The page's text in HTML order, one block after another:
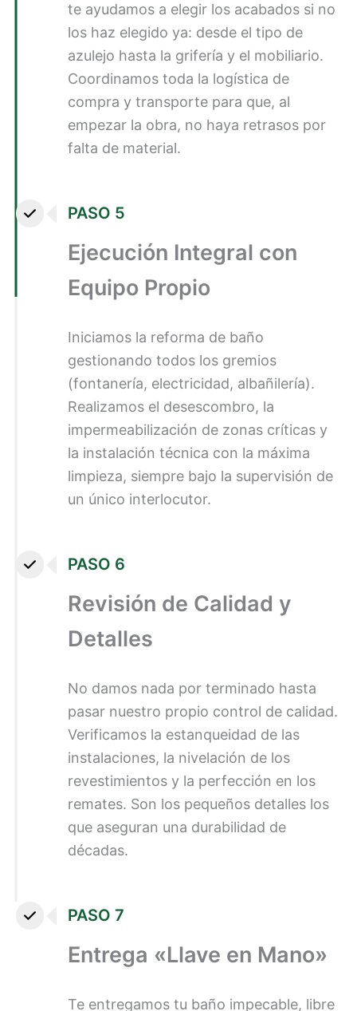
te ayudamos a elegir los acabados si no
los haz elegido ya: desde el tipo de
azulejo hasta la grifería y el mobiliario.
Coordinamos toda la logística de
compra y transporte para que, al
empezar la obra, no haya retrasos por
falta de material.
PASO 5
Ejecución Integral con
Equipo Propio
Iniciamos la reforma de baño
gestionando todos los gremios
(fontanería, electricidad, albañilería).
Realizamos el desescombro, la
impermeabilización de zonas críticas y
la instalación técnica con la máxima
limpieza, siempre bajo la supervisión de
un único interlocutor.
PASO 6
Revisión de Calidad y
Detalles
No damos nada por terminado hasta
pasar nuestro propio control de calidad.
Verificamos la estanqueidad de las
instalaciones, la nivelación de los
revestimientos y la perfección en los
remates. Son los pequeños detalles los
que aseguran una durabilidad de
décadas.
PASO 7
Entrega «Llave en Mano»
Te entregamos tu baño impecable, libre